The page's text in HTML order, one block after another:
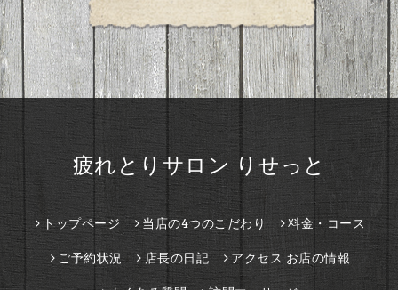
疲れとりサロン りせっと
トップページ 当店の4つのこだわり 料金・コース
ご予約状況 店長の日記 アクセス お店の情報